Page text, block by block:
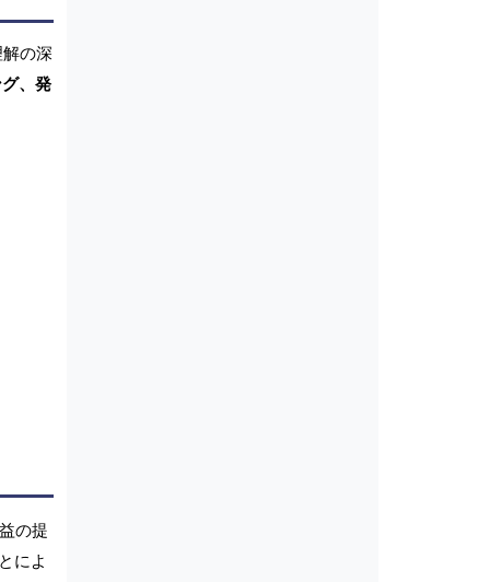
の深
、発
の提
によ